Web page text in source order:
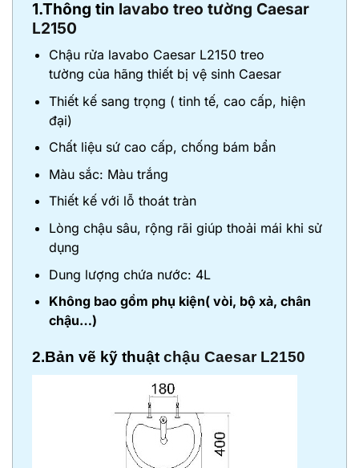
1.Thông tin lavabo treo tường Caesar
L2150
Chậu rửa lavabo Caesar L2150 treo
tường của hãng thiết bị vệ sinh Caesar
Thiết kế sang trọng ( tinh tế, cao cấp, hiện
đại)
Chất liệu sứ cao cấp, chống bám bẩn
Màu sắc: Màu trắng
Thiết kế với lỗ thoát tràn
Lòng chậu sâu, rộng rãi giúp thoải mái khi sử
dụng
Dung lượng chứa nước: 4L
Không bao gồm phụ kiện( vòi, bộ xả, chân
chậu…)
2.Bản vẽ kỹ thuật chậu Caesar L2150